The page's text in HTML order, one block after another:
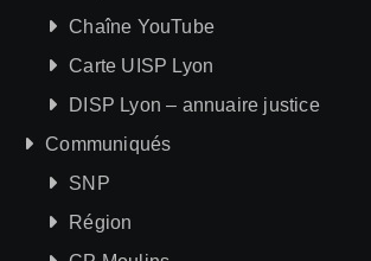
Chaîne YouTube
Carte UISP Lyon
DISP Lyon – annuaire justice
Communiqués
SNP
Région